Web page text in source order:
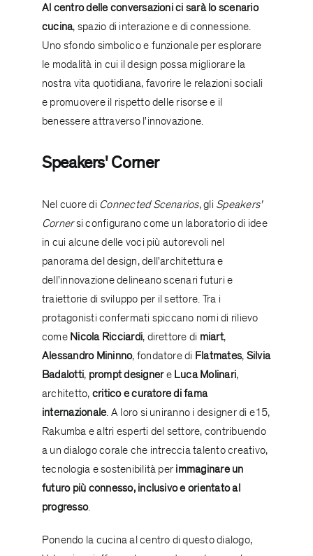
Al centro delle conversazioni ci sarà lo scenario
cucina, spazio di interazione e di connessione.
Uno sfondo simbolico e funzionale per esplorare
le modalità in cui il design possa migliorare la
nostra vita quotidiana, favorire le relazioni sociali
e promuovere il rispetto delle risorse e il
benessere attraverso l'innovazione.
Speakers' Corner
Nel cuore di Connected Scenarios, gli Speakers'
Cornersi configurano come un laboratorio di idee
in cui alcune delle voci più autorevoli nel
panorama del design, dell'architettura e
dell'innovazione delineano scenari futuri e
traiettorie di sviluppo per il settore. Tra i
protagonisti confermati spiccano nomi di rilievo
come Nicola Ricciardi, direttore di miart,
Alessandro Mininno, fondatore di Flatmates, Silvia
Badalotti, promptdesignere Luca Molinari,
architetto, critico e curatore di fama
internazionale. A loro si uniranno i designer di e15,
Rakumba e altri esperti del settore, contribuendo
a un dialogo corale che intreccia talento creativo,
tecnologia e sostenibilità per immaginare un
futuro più connesso, inclusivoe orientatoal
progresso.
Ponendo la cucina al centro di questo dialogo,